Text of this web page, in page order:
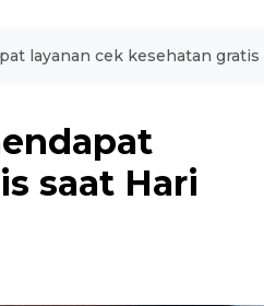
layanan cek kesehatan
saat Hari